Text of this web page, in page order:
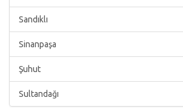
Sandıklı
Sinanpaşa
Şuhut
Sultandağı